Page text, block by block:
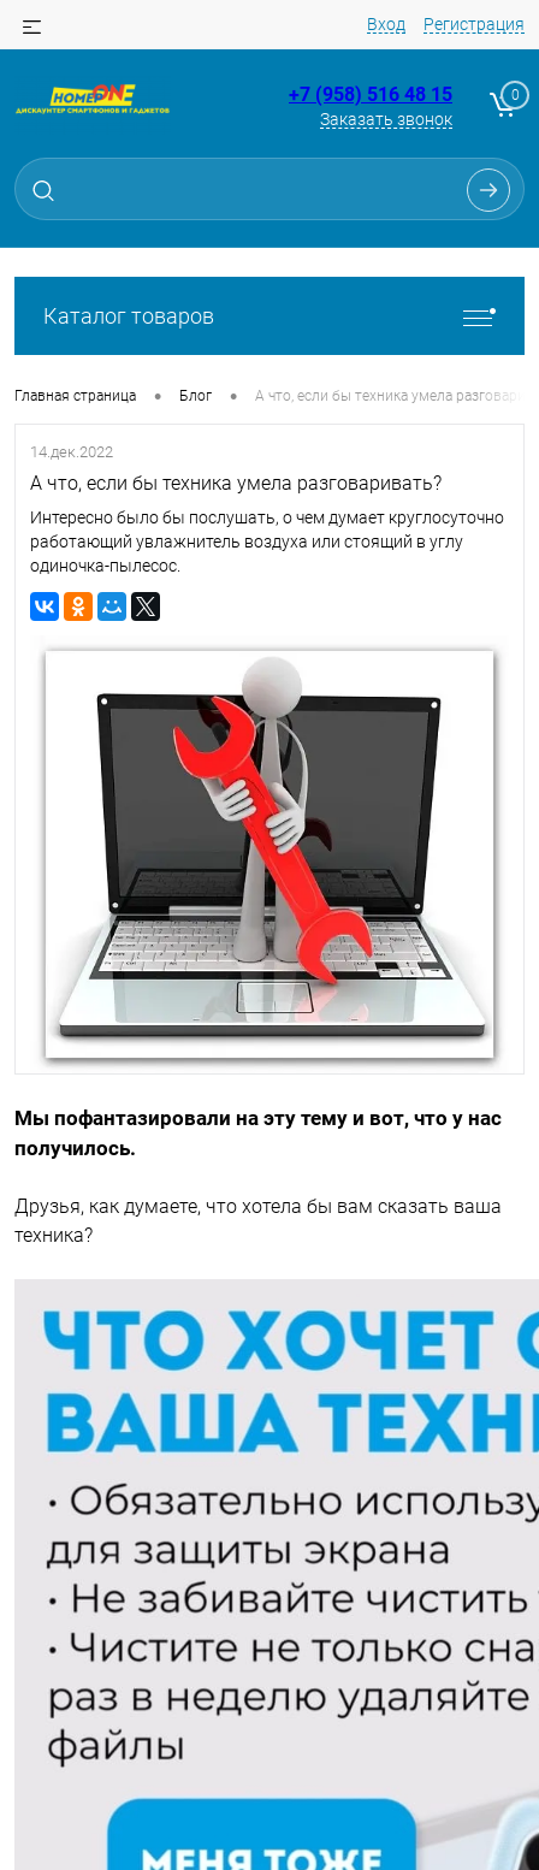
Вход Регистрация
+7 (958) 516 48 15
Заказать звонок
0
Каталог товаров
Главная страница • Блог • А что, если бы техника умела
14.дек.2022
А что, если бы техника умела разговаривать?
Интересно было бы послушать, о чем думает круглосуточно
работающий увлажнитель воздуха или стоящий в углу
одиночка-пылесос.
Мы пофантазировали на эту тему и вот, что у нас
получилось.
Друзья, как думаете, что хотела бы вам сказать ваша
техника?